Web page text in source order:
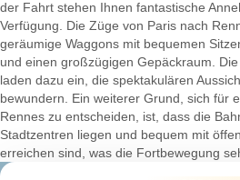
der Fahrt stehen Ihnen fantastische
Verfügung. Die Züge von Paris nach
geräumige Waggons mit bequemen
und einen großzügigen Gepäckraum.
laden dazu ein, die spektakulären
bewundern. Ein weiterer Grund, sich für
Rennes zu entscheiden, ist, dass die
Stadtzentren liegen und bequem mit
erreichen sind, was die Fortbewegung